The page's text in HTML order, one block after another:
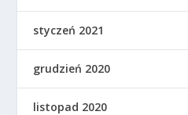
styczeń 2021
grudzień 2020
listopad 2020